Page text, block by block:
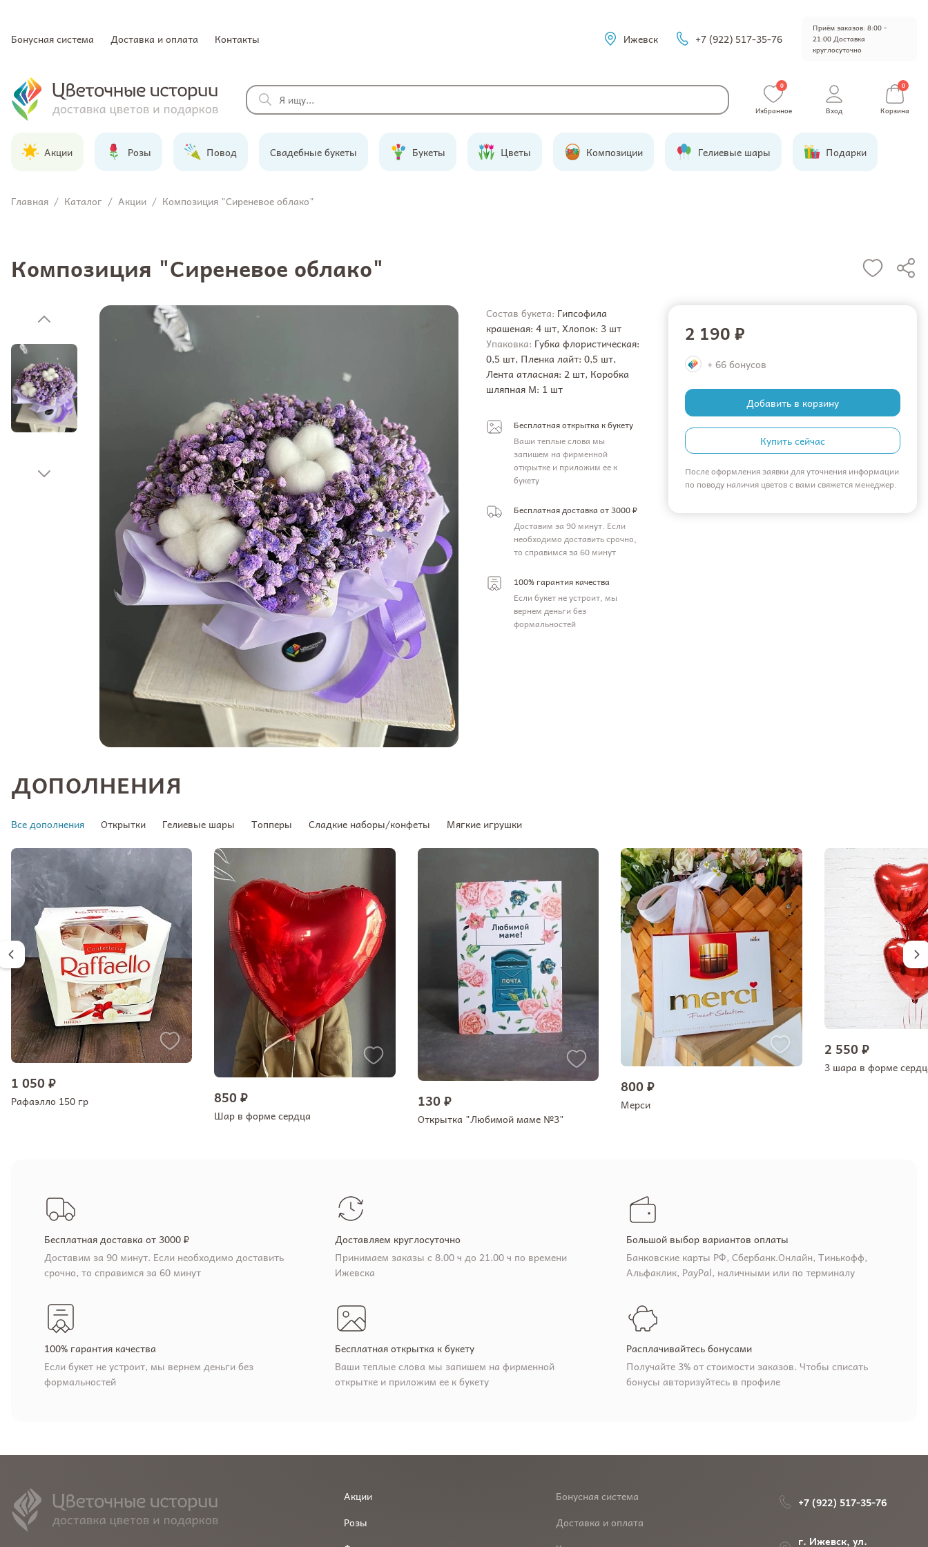
Бонусная система Доставка и оплата Контакты Ижевск +7 (922) 517-35-76
Приём заказов: 8:00 -
21:00 Доставка
круглосуточно
0
Избранное Вход
0
Корзина
Акции Розы Повод Свадебные букеты Букеты Цветы Композиции Гелиевые шары Подарки
Главная / Каталог / Акции / Композиция "Сиреневое облако"
Композиция "Сиреневое облако"
Состав букета: Гипсофила
крашеная: 4 шт, Хлопок: 3 шт
Упаковка: Губка флористическая:
0,5 шт, Пленка лайт: 0,5 шт,
Лента атласная: 2 шт, Коробка
шляпная M: 1 шт
Бесплатная открытка к букету
Ваши теплые слова мы
запишем на фирменной
открытке и приложим ее к
букету
Бесплатная доставка от 3000 ₽
Доставим за 90 минут. Если
необходимо доставить срочно,
то справимся за 60 минут
100% гарантия качества
Если букет не устроит, мы
вернем деньги без
формальностей
2 190 ₽
+ 66 бонусов
Добавить в корзину
Купить сейчас
После оформления заявки для уточнения информации
по поводу наличия цветов с вами свяжется менеджер.
ДОПОЛНЕНИЯ
Все дополнения Открытки Гелиевые шары Топперы Сладкие наборы/конфеты Мягкие игрушки
1 050 ₽
Рафаэлло 150 гр 850 ₽
Шар в форме сердца
130 ₽
Открытка "Любимой маме №3"
800 ₽
Мерси
2 550 ₽
3 шара в форме
Бесплатная доставка от 3000 ₽
Доставим за 90 минут. Если необходимо доставить
срочно, то справимся за 60 минут
Доставляем круглосуточно
Принимаем заказы с 8.00 ч до 21.00 ч по времени
Ижевска
Большой выбор вариантов оплаты
Банковские карты РФ, Сбербанк.Онлайн, Тинькофф,
Альфаклик, PayPal, наличными или по терминалу
100% гарантия качества
Если букет не устроит, мы вернем деньги без
формальностей
Бесплатная открытка к букету
Ваши теплые слова мы запишем на фирменной
открытке и приложим ее к букету
Расплачивайтесь бонусами
Получайте 3% от стоимости заказов. Чтобы списать
бонусы авторизуйтесь в профиле
Акции
Розы
Бонусная система
Доставка и оплата
+7 (922) 517-35-76
г. Ижевск, ул.